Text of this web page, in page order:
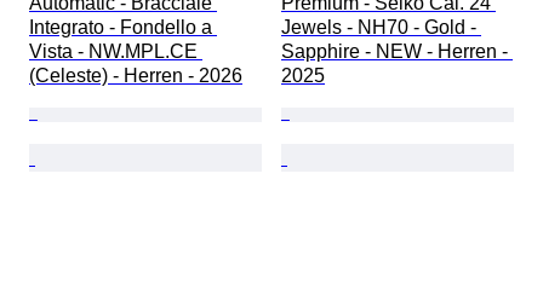
Integrato - Fondello a
Vista - NW.MPL.CE
(Celeste) - Herren - 2026
Jewels - NH70 - Gold -
Sapphire - NEW - Herren -
2025